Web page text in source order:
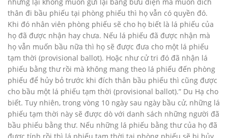
thân đi bầu phiếu tại phòng phiếu thì họ vẫn có quyền đó.
Khi đó nhân viên phòng phiếu sẽ cho họ biết là lá phiếu của
họ đã được nhận hay chưa. Nếu lá phiếu đã được nhận mà
họ vẫn muốn bầu nữa thì họ sẽ được đưa cho một lá phiếu
tạm thời (provisional ballot). Hoặc như cử tri đó đã nhận lá
phiếu bằng thư rồi mà không mang theo lá phiếu đến phòng
phiếu để hủy bỏ trước khi đích thân bầu phiếu thì cũng được
cho bầu một lá phiếu tạm thời (provisional ballot).” Du Hạ cho
biết. Tuy nhiên, trong vòng 10 ngày sau ngày bầu cử, những lá
phiếu tạm thời này sẽ được dò với danh sách những người đã
bầu phiếu bằng thư. Nếu những lá phiếu bằng thư của họ đã